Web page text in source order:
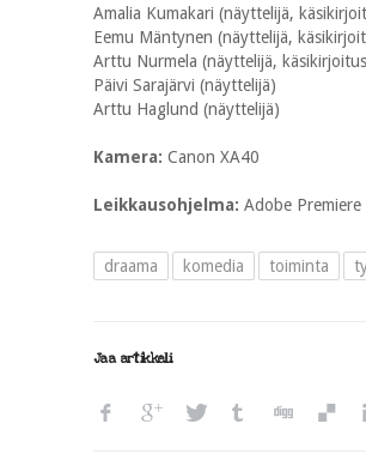
Amalia Kumakari (näyttelijä,
Eemu Mäntynen (näyttelijä,
Arttu Nurmela (näyttelijä,
Päivi Sarajärvi (näyttelijä)
Arttu Haglund (näyttelijä)
Kamera: Canon XA40
Leikkausohjelma: Adobe Premiere
draama komedia toiminta
Jaa artikkeli